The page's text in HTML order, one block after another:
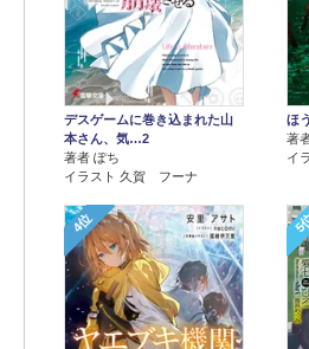
デスゲームに巻き込まれた山
本さん、気…2
著者 ぽち
イラスト 久賀 フーナ
ほ
著
イ
4位 5